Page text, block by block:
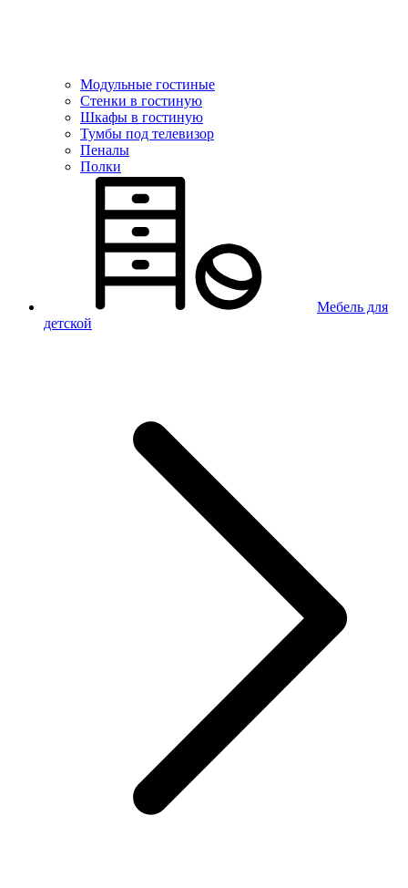
Модульные гостиные
Стенки в гостиную
Шкафы в гостиную
Тумбы под телевизор
Пеналы
Полки
Мебель для
детской